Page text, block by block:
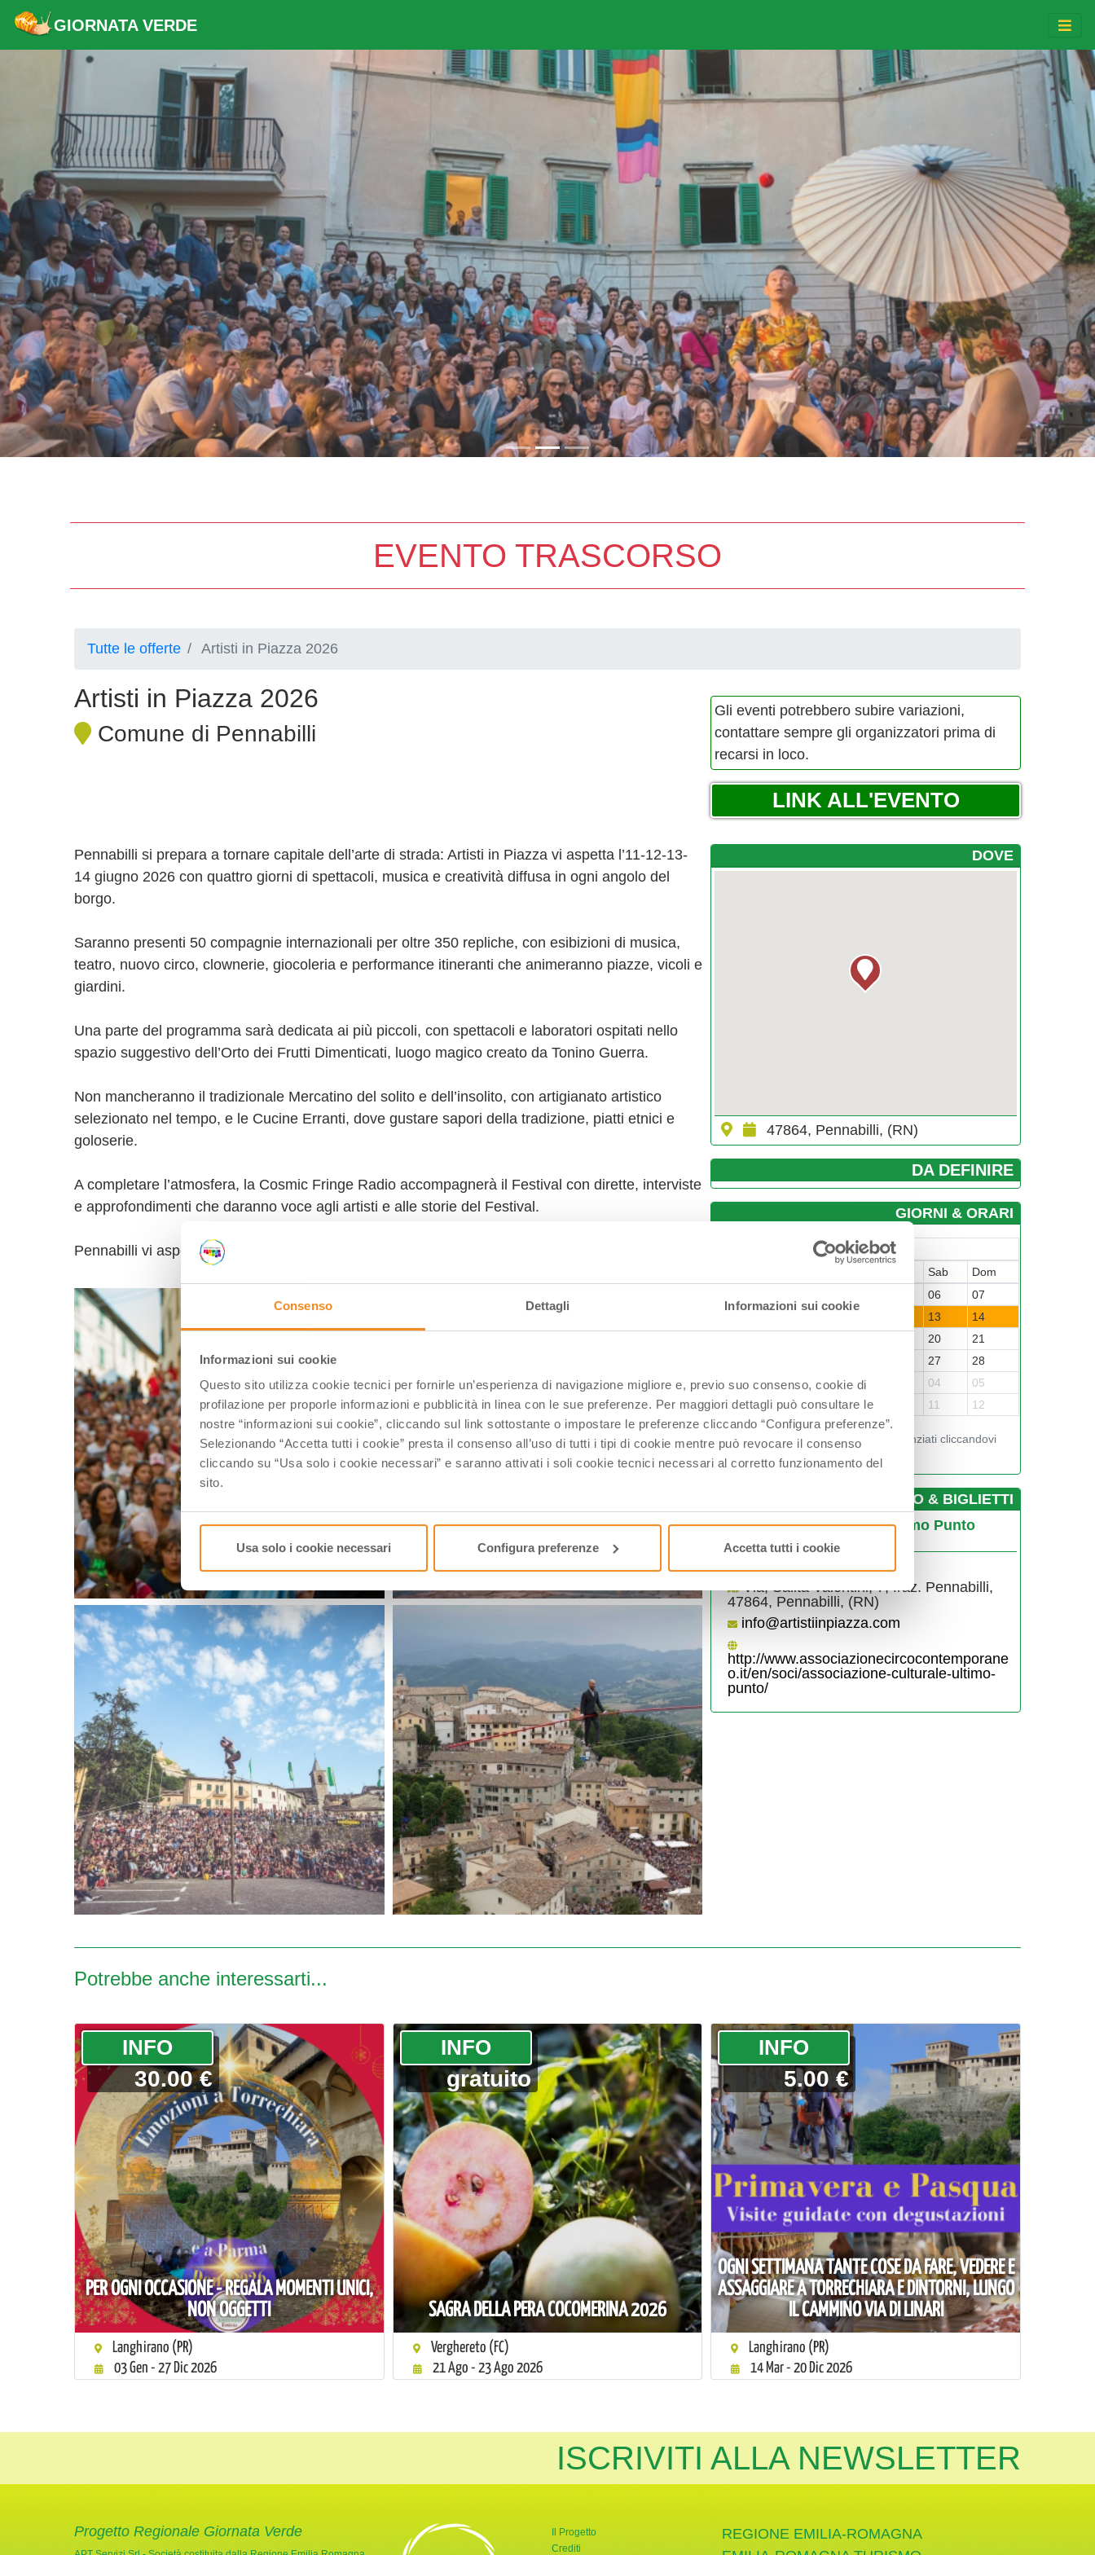
Consenso Dettagli Informazioni sui cookie
Informazioni sui cookie
Questo sito utilizza cookie tecnici per fornirle un’esperienza di navigazione migliore e, previo suo consenso, cookie di
profilazione per proporle informazioni e pubblicità in linea con le sue preferenze. Per maggiori dettagli può consultare le
nostre “informazioni sui cookie”, cliccando sul link sottostante o impostare le preferenze cliccando “Configura preferenze”.
Selezionando “Accetta tutti i cookie” presta il consenso all’uso di tutti i tipi di cookie mentre può revocare il consenso
cliccando su “Usa solo i cookie necessari” e saranno attivati i soli cookie tecnici necessari al corretto funzionamento del
sito.
Usa solo i cookie necessari Configura preferenze Accetta tutti i cookie
GIORNATA VERDE
EVENTO TRASCORSO
Tutte le offerte Artisti in Piazza 2026
Artisti in Piazza 2026
Comune di Pennabilli
Gli eventi potrebbero subire variazioni,
contattare sempre gli organizzatori prima di
recarsi in loco.
LINK ALL'EVENTO
Pennabilli si prepara a tornare capitale dell’arte di strada: Artisti in Piazza vi aspetta l’11-12-13-
14 giugno 2026 con quattro giorni di spettacoli, musica e creatività diffusa in ogni angolo del
borgo.
Saranno presenti 50 compagnie internazionali per oltre 350 repliche, con esibizioni di musica,
teatro, nuovo circo, clownerie, giocoleria e performance itineranti che animeranno piazze, vicoli e
giardini.
Una parte del programma sarà dedicata ai più piccoli, con spettacoli e laboratori ospitati nello
spazio suggestivo dell’Orto dei Frutti Dimenticati, luogo magico creato da Tonino Guerra.
Non mancheranno il tradizionale Mercatino del solito e dell’insolito, con artigianato artistico
selezionato nel tempo, e le Cucine Erranti, dove gustare sapori della tradizione, piatti etnici e
goloserie.
A completare l’atmosfera, la Cosmic Fringe Radio accompagnerà il Festival con dirette, interviste
e approfondimenti che daranno voce agli artisti e alle storie del Festival.
Pennabilli vi aspetta per un’edizione ricca di sorprese e magia!
DOVE
47864, Pennabilli, (RN)
DA DEFINIRE
GIORNI & ORARI
Giugno-2026
Sab
Dom
06
07
13
14
20
21
27
28
29
30 01 02 04
05
06
07 08 09 11 12
Visualizza gli orari nei giorni evidenziati cliccandovi
­INFO & BIGLIETTI
Associazione Culturale Ultimo Punto
Pennabilli
3388958726
Via, Salita Valentini, 7, fraz. Pennabilli,
47864, Pennabilli, (RN)
info@artistiinpiazza.com
http://www.associazionecircocontemporane
o.it/en/soci/associazione-culturale-ultimo-
punto/
Potrebbe anche interessarti...
PER OGNI OCCASIONE - REGALA MOMENTI UNICI,
NON OGGETTI
­INFO
30.00 €
Langhirano (PR)
03 Gen - 27 Dic 2026
SAGRA DELLA PERA COCOMERINA 2026
­INFO
gratuito
Verghereto (FC)
21 Ago - 23 Ago 2026
OGNI SETTIMANA TANTE COSE DA FARE, VEDERE E
ASSAGGIARE A TORRECHIARA E DINTORNI, LUNGO
IL CAMMINO VIA DI LINARI
­INFO
5.00 €
Langhirano (PR)
14 Mar - 20 Dic 2026
ISCRIVITI ALLA NEWSLETTER
Progetto Regionale Giornata Verde
Il Progetto
Crediti
REGIONE EMILIA-ROMAGNA